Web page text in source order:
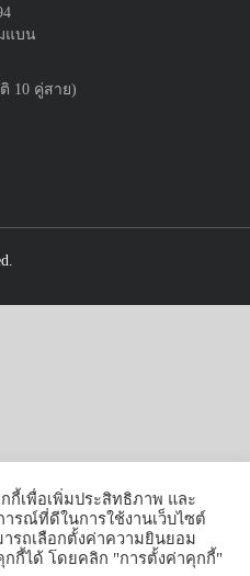
แบน
10 คู่สาย)
กกี้เพื่อเพิ่มประสิทธิภาพ และ
ารณ์ที่ดีในการใช้งานเว็บไซต์
รถเลือกตั้งค่าความยินยอม
กกี้ได้ โดยคลิก "การตั้งค่าคุกกี้"